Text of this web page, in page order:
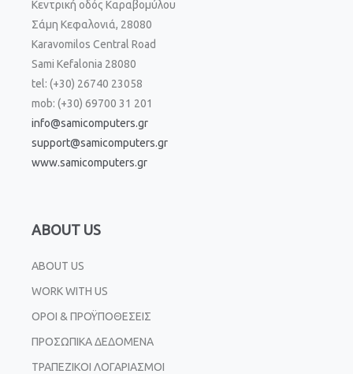
Κεντρική οδός Καραβομύλου
Σάμη Κεφαλονιά, 28080
Karavomilos Central Road
Sami Kefalonia 28080
tel: (+30) 26740 23058
mob: (+30) 69700 31 201
info@samicomputers.gr
support@samicomputers.gr
www.samicomputers.gr
ABOUT US
ABOUT US
WORK WITH US
ΟΡΟΙ & ΠΡΟΫΠΟΘΕΣΕΙΣ
ΠΡΟΣΩΠΙΚΑ ΔΕΔΟΜΕΝΑ
ΤΡΑΠΕΖΙΚΟΙ ΛΟΓΑΡΙΑΣΜΟΙ